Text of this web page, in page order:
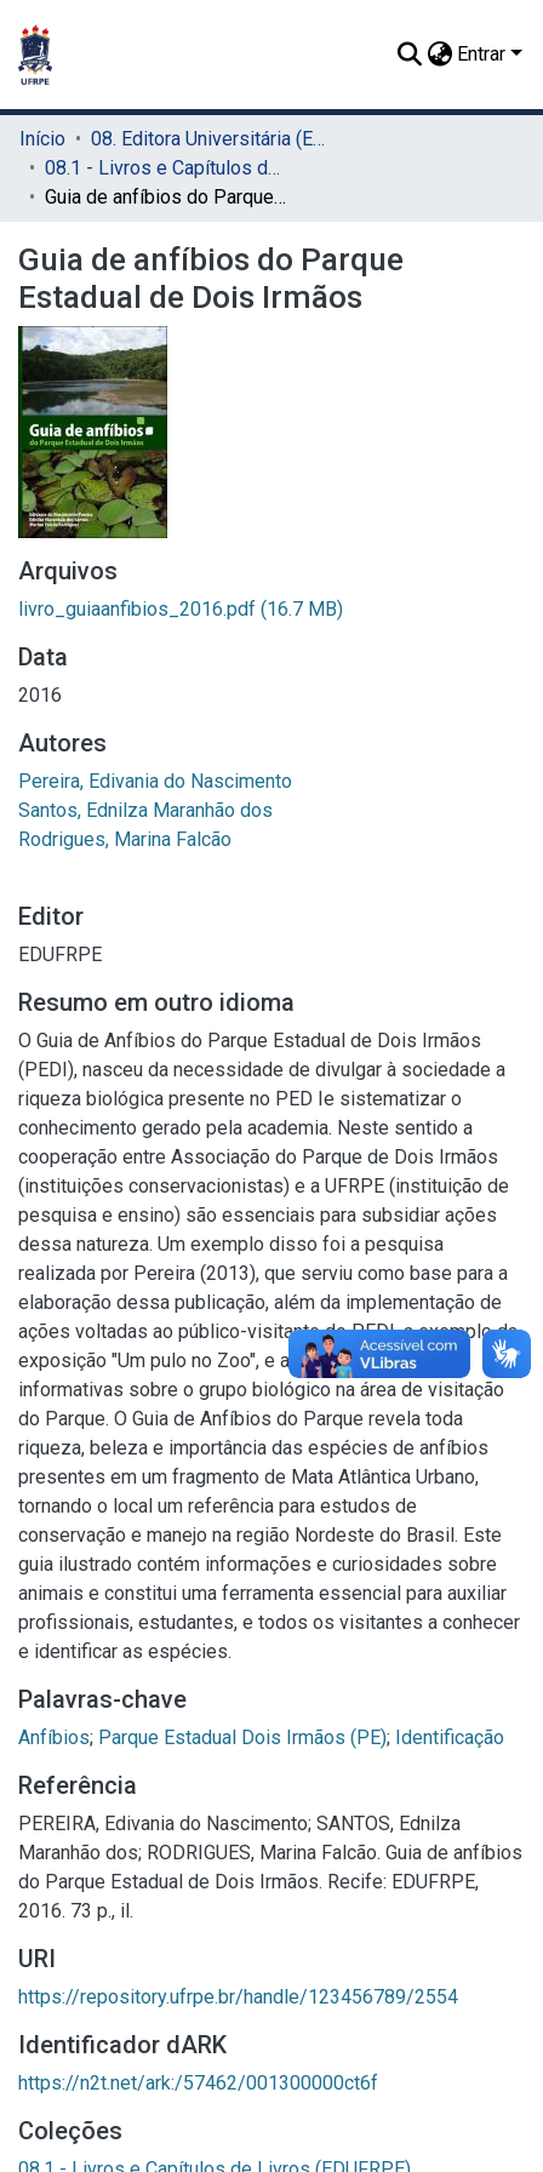
Entrar
Início
08. Editora Universitária (EDUFRPE)
08.1 - Livros e Capítulos de Livros (EDUFRPE)
Guia de anfíbios do Parque Estadual de Dois Irmãos
Guia de anfíbios do Parque
Estadual de Dois Irmãos
Arquivos
livro_guiaanfibios_2016.pdf (16.7 MB)
Data
2016
Autores
Pereira, Edivania do Nascimento
Santos, Ednilza Maranhão dos
Rodrigues, Marina Falcão
Editor
EDUFRPE
Resumo em outro idioma
O Guia de Anfíbios do Parque Estadual de Dois Irmãos
(PEDI), nasceu da necessidade de divulgar à sociedade a
riqueza biológica presente no PED Ie sistematizar o
conhecimento gerado pela academia. Neste sentido a
cooperação entre Associação do Parque de Dois Irmãos
(instituições conservacionistas) e a UFRPE (instituição de
pesquisa e ensino) são essenciais para subsidiar ações
dessa natureza. Um exemplo disso foi a pesquisa
realizada por Pereira (2013), que serviu como base para a
elaboração dessa publicação, além da implementação de
ações voltadas ao público-visitante do PEDI, a exemplo da
exposição "Um pulo no Zoo", e a produção de placas
informativas sobre o grupo biológico na área de visitação
do Parque. O Guia de Anfíbios do Parque revela toda
riqueza, beleza e importância das espécies de anfíbios
presentes em um fragmento de Mata Atlântica Urbano,
tornando o local um referência para estudos de
conservação e manejo na região Nordeste do Brasil. Este
guia ilustrado contém informações e curiosidades sobre
animais e constitui uma ferramenta essencial para auxiliar
profissionais, estudantes, e todos os visitantes a conhecer
e identificar as espécies.
Palavras-chave
Anfíbios; Parque Estadual Dois Irmãos (PE); Identificação
Referência
PEREIRA, Edivania do Nascimento; SANTOS, Ednilza
Maranhão dos; RODRIGUES, Marina Falcão. Guia de anfíbios
do Parque Estadual de Dois Irmãos. Recife: EDUFRPE,
2016. 73 p., il.
URI
https://repository.ufrpe.br/handle/123456789/2554
Identificador dARK
https://n2t.net/ark:/57462/001300000ct6f
Coleções